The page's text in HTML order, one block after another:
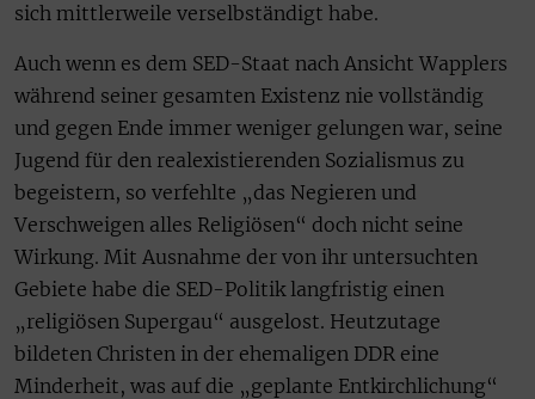
sich mittlerweile verselbständigt habe.
Auch wenn es dem SED-Staat nach Ansicht Wapplers
während seiner gesamten Existenz nie vollständig
und gegen Ende immer weniger gelungen war, seine
Jugend für den realexistierenden Sozialismus zu
begeistern, so verfehlte „das Negieren und
Verschweigen alles Religiösen“ doch nicht seine
Wirkung. Mit Ausnahme der von ihr untersuchten
Gebiete habe die SED-Politik langfristig einen
„religiösen Supergau“ ausgelost. Heutzutage
bildeten Christen in der ehemaligen DDR eine
Minderheit, was auf die „geplante Entkirchlichung“